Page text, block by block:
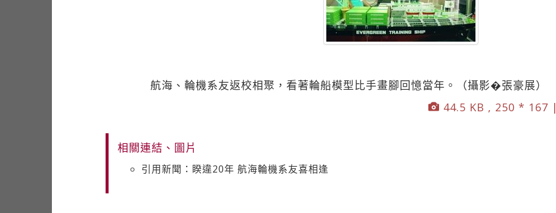
航海、輪機系友返校相聚，看著輪船模型比手畫腳回憶當年。（攝影�張豪展）
44.5 KB , 250 * 167 |
相關連結、圖片
引用新聞：睽違20年 航海輪機系友喜相逢